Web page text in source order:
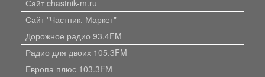
Сайт chastnik-m.ru
Сайт "Частник. Маркет"
Дорожное радио 93.4FM
Радио для двоих 105.3FM
Европа плюс 103.3FM